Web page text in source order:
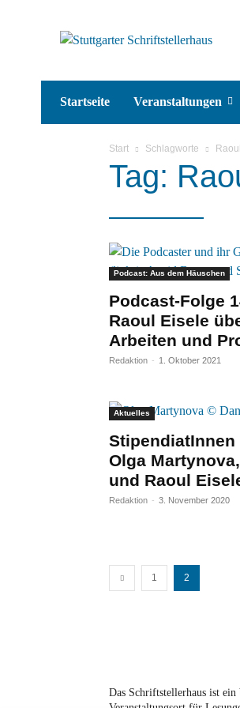
Startseite Veranstaltungen
Start Schlagworte
Tag:
Podcast: Aus dem Häuschen
Podcast-Folge
Raoul Eisele
Arbeiten und
Redaktion - 1. Oktober 2021
Aktuelles
StipendiatInnen
Olga
und Raoul
Redaktion - 3. November 2020
1 2
Das Schriftstellerhaus ist